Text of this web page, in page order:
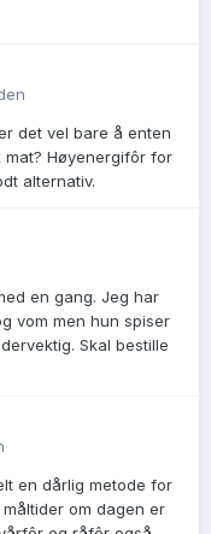
det vel bare å enten
Høyenergifôr for
alternativ.
en gang. Jeg har
vom men hun spiser
Skal bestille
en dårlig metode for
om dagen er